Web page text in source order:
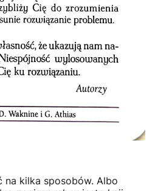
na kilka sposobów. Albo